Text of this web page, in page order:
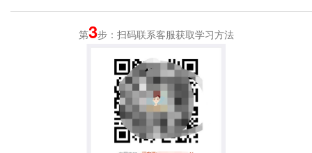
第3步：扫码联系客服获取学习方法